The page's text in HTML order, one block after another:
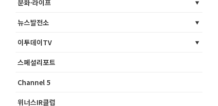
문화·라이프
뉴스발전소
이투데이TV
스페셜리포트
Channel 5
위너스IR클럽